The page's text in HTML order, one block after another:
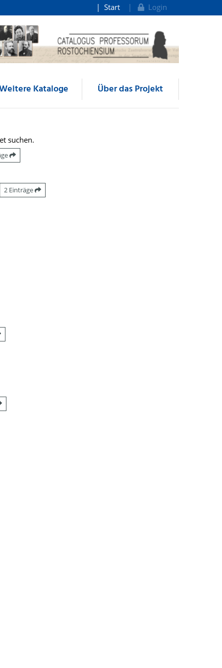
Start Login
Kataloge Über das Projekt
suchen.
2 Einträge